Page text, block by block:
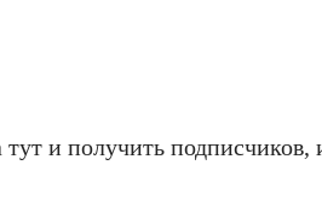
и получить подписчиков,